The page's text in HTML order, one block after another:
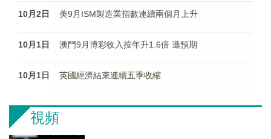
10月2日 美9月ISM製造業指數連續兩個月上升
10月1日 澳門9月博彩收入按年升1.6倍 遜預期
10月1日 英國經濟結束連續五季收縮
視頻